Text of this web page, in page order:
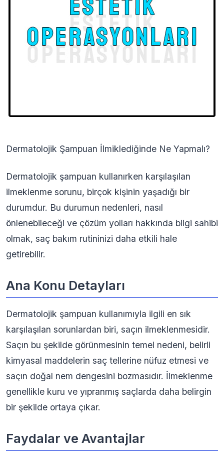
Dermatolojik Şampuan İlmiklediğinde Ne Yapmalı?
Dermatolojik şampuan kullanırken karşılaşılan
ilmeklenme sorunu, birçok kişinin yaşadığı bir
durumdur. Bu durumun nedenleri, nasıl
önlenebileceği ve çözüm yolları hakkında bilgi sahibi
olmak, saç bakım rutininizi daha etkili hale
getirebilir.
Ana Konu Detayları
Dermatolojik şampuan kullanımıyla ilgili en sık
karşılaşılan sorunlardan biri, saçın ilmeklenmesidir.
Saçın bu şekilde görünmesinin temel nedeni, belirli
kimyasal maddelerin saç tellerine nüfuz etmesi ve
saçın doğal nem dengesini bozmasıdır. İlmeklenme
genellikle kuru ve yıpranmış saçlarda daha belirgin
bir şekilde ortaya çıkar.
Faydalar ve Avantajlar